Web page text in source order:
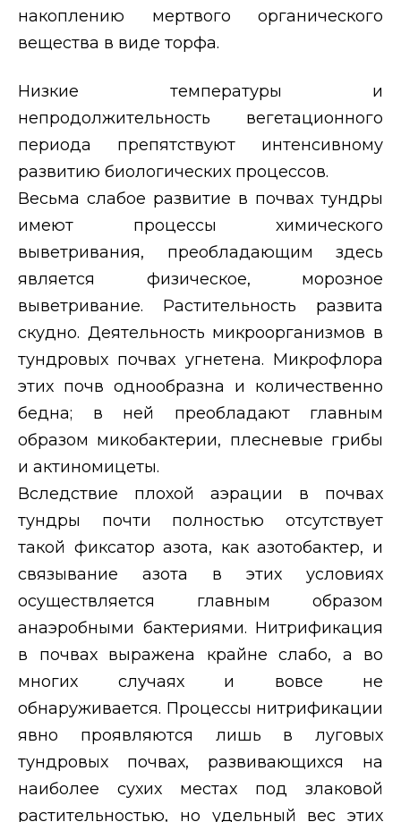
накоплению мертвого органического
вещества в виде торфа.
Низкие температуры и
непродолжительность вегетационного
периода препятствуют интенсивному
развитию биологических процессов.
Весьма слабое развитие в почвах тундры
имеют процессы химического
выветривания, преобладающим здесь
является физическое, морозное
выветривание. Растительность развита
скудно. Деятельность микроорганизмов в
тундровых почвах угнетена. Микрофлора
этих почв однообразна и количественно
бедна; в ней преобладают главным
образом микобактерии, плесневые грибы
и актиномицеты.
Вследствие плохой аэрации в почвах
тундры почти полностью отсутствует
такой фиксатор азота, как азотобактер, и
связывание азота в этих условиях
осуществляется главным образом
анаэробными бактериями. Нитрификация
в почвах выражена крайне слабо, а во
многих случаях и вовсе не
обнаруживается. Процессы нитрификации
явно проявляются лишь в луговых
тундровых почвах, развивающихся на
наиболее сухих местах под злаковой
растительностью, но удельный вес этих